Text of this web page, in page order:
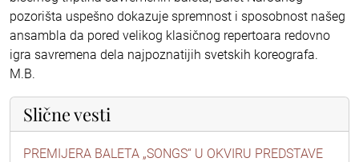
pozorišta uspešno dokazuje spremnost i sposobnost našeg
ansambla da pored velikog klasičnog repertoara redovno
igra savremena dela najpoznatijih svetskih koreografa.
M.B.
Slične vesti
PREMIJERA BALETA „SONGS“ U OKVIRU PREDSTAVE